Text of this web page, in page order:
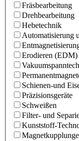
Fräsbearbeitung
Drehbearbeitung
Hebetechnik
Automatisierung
Erodieren (EDM)
Schienen-und
Präzisionsgeräte
Schweißen
Filter- und
Kunststoff-